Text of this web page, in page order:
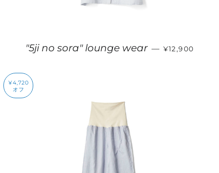
"5ji no sora" lounge wear — 販売価格
¥12,900
¥4,720
オフ